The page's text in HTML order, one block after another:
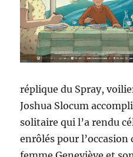
réplique du Spray,
Joshua Slocum
solitaire qui l’a rendu
enrôlés pour